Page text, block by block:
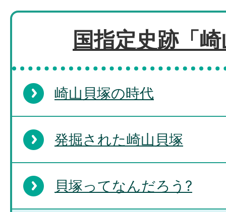
国指定史跡「
崎山貝塚の時代
発掘された崎山貝塚
貝塚ってなんだろう?